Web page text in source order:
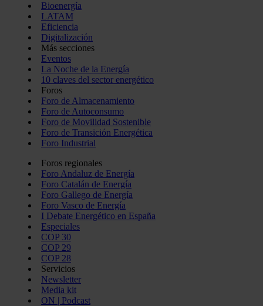
Bioenergía
LATAM
Eficiencia
Digitalización
Más secciones
Eventos
La Noche de la Energía
10 claves del sector energético
Foros
Foro de Almacenamiento
Foro de Autoconsumo
Foro de Movilidad Sostenible
Foro de Transición Energética
Foro Industrial
Foros regionales
Foro Andaluz de Energía
Foro Catalán de Energía
Foro Gallego de Energía
Foro Vasco de Energía
I Debate Energético en España
Especiales
COP 30
COP 29
COP 28
Servicios
Newsletter
Media kit
ON | Podcast